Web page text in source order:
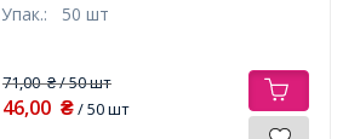
Упак.: 50 шт
71,00₴/ 50 шт
46,00 ₴/ 50 шт